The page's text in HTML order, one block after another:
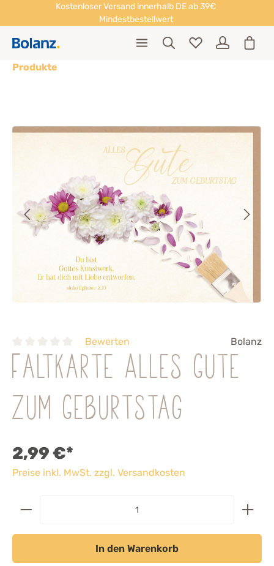
Kostenloser Versand innerhalb DE ab 39€
Mindestbestellwert
Produkte
Bewerten Bolanz
Faltkarte Alles Gute
zum Geburtstag
2,99 €*
Preise inkl. MwSt. zzgl. Versandkosten
In den Warenkorb